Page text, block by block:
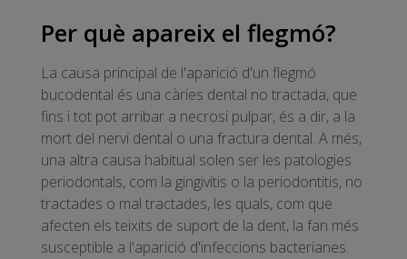
Per què apareix el flegmó?
La causa principal de l'aparició d'un flegmó
bucodental és una càries dental no tractada, que
fins i tot pot arribar a necrosi pulpar, és a dir, a la
mort del nervi dental o una fractura dental. A més,
una altra causa habitual solen ser les patologies
periodontals, com la gingivitis o la periodontitis, no
tractades o mal tractades, les quals, com que
afecten els teixits de suport de la dent, la fan més
susceptible a l'aparició d'infeccions bacterianes.